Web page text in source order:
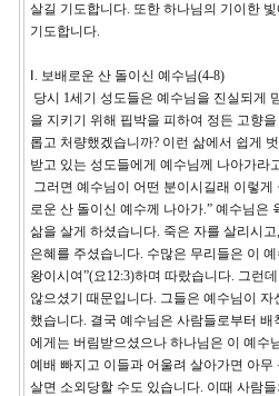
살길 기도합니다. 또한 하나님의 기이한
기도합니다.
Ⅰ. 보배로운 산 돌이신 예수님(4-8)
당시 1세기 성도들은 예수님을 진실되게
을 지키기 위해 핍박을 피하여 정든 고향
롭고 처량했겠습니까? 이런 삶에서 쉽게
받고 있는 성도들에게 예수님께 나아가라
그러면 예수님이 어떤 분이시길래 이렇
로운 산 돌이신 예수께 나아가.” 예수님
삶을 살게 하셨습니다. 죽은 자를 살리시
은혜를 주셨습니다. 수많은 무리들은 이
왕이시여”(요12:3)하며 따랐습니다. 그런
않으셨기 때문입니다. 그들은 예수님이
했습니다. 결국 예수님은 사람들로부터
에게는 버림받으셨으나 하나님은 이 예수
예배 빠지고 이들과 어울려 살아가면 아
살면 소외당할 수도 있습니다. 이때 사람